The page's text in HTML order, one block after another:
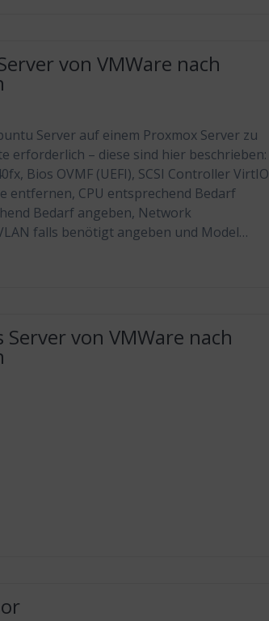
von VMWare nach
Server auf einem Proxmox Server zu
erforderlich – diese sind hier beschrieben:
Bios OVMF (UEFI), SCSI Controller VirtIO
entfernen, CPU entsprechend Bedarf
Bedarf angeben, Network
falls benötigt angeben und Model…
von VMWare nach